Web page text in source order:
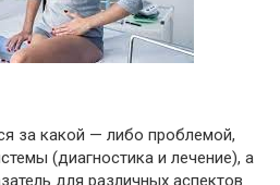
за какой — либо проблемой,
(диагностика и лечение), а
для различных аспектов